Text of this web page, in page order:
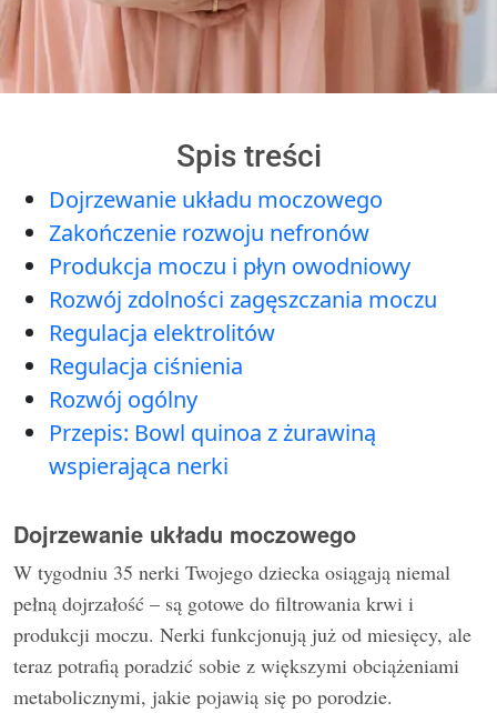
Spis treści
Dojrzewanie układu moczowego
Zakończenie rozwoju nefronów
Produkcja moczu i płyn owodniowy
Rozwój zdolności zagęszczania moczu
Regulacja elektrolitów
Regulacja ciśnienia
Rozwój ogólny
Przepis: Bowl quinoa z żurawiną
wspierająca nerki
Dojrzewanie układu moczowego
W tygodniu 35 nerki Twojego dziecka osiągają niemal
pełną dojrzałość – są gotowe do filtrowania krwi i
produkcji moczu. Nerki funkcjonują już od miesięcy, ale
teraz potrafią poradzić sobie z większymi obciążeniami
metabolicznymi, jakie pojawią się po porodzie.